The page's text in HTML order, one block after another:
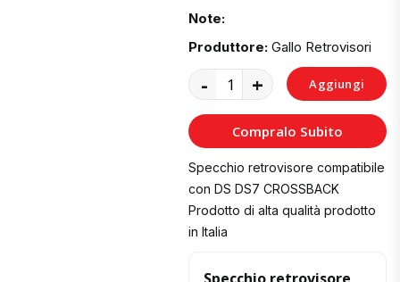
Note:
Produttore: Gallo Retrovisori
- + Aggiungi
al
Carrello
Compralo Subito
Specchio retrovisore compatibile
con DS DS7 CROSSBACK
Prodotto di alta qualità prodotto
in Italia